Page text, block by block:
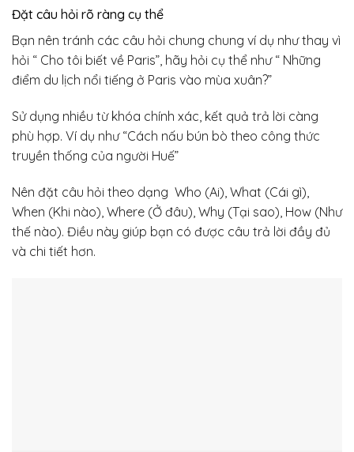
Đặt câu hỏi rõ ràng cụ thể
Bạn nên tránh các câu hỏi chung chung ví dụ như thay vì
hỏi “ Cho tôi biết về Paris”, hãy hỏi cụ thể như “ Những
điểm du lịch nổi tiếng ở Paris vào mùa xuân?”
Sử dụng nhiều từ khóa chính xác, kết quả trả lời càng
phù hợp. Ví dụ như “Cách nấu bún bò theo công thức
truyền thống của người Huế”
Nên đặt câu hỏi theo dạng Who (Ai), What (Cái gì),
When (Khi nào), Where (Ở đâu), Why (Tại sao), How (Như
thế nào). Điều này giúp bạn có được câu trả lời đầy đủ
và chi tiết hơn.